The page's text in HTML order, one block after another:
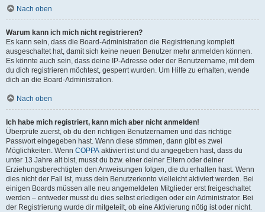
Nach oben
Warum kann ich mich nicht registrieren?
Es kann sein, dass die Board-Administration die Registrierung komplett
ausgeschaltet hat, damit sich keine neuen Benutzer mehr anmelden können.
Es könnte auch sein, dass deine IP-Adresse oder der Benutzername, mit dem
du dich registrieren möchtest, gesperrt wurden. Um Hilfe zu erhalten, wende
dich an die Board-Administration.
Nach oben
Ich habe mich registriert, kann mich aber nicht anmelden!
Überprüfe zuerst, ob du den richtigen Benutzernamen und das richtige
Passwort eingegeben hast. Wenn diese stimmen, dann gibt es zwei
Möglichkeiten. Wenn COPPA aktiviert ist und du angegeben hast, dass du
unter 13 Jahre alt bist, musst du bzw. einer deiner Eltern oder deiner
Erziehungsberechtigten den Anweisungen folgen, die du erhalten hast. Wenn
dies nicht der Fall ist, muss dein Benutzerkonto vielleicht aktiviert werden. Bei
einigen Boards müssen alle neu angemeldeten Mitglieder erst freigeschaltet
werden – entweder musst du dies selbst erledigen oder ein Administrator. Bei
der Registrierung wurde dir mitgeteilt, ob eine Aktivierung nötig ist oder nicht.